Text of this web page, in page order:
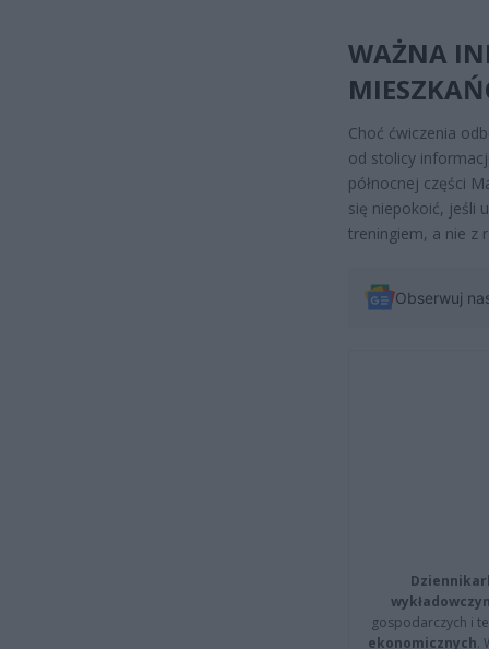
WAŻNA
Choć ćwiczenia
od stolicy
północnej części
się niepokoić, jeśli
treningiem, a nie z
Obserwuj
gospodarczych i
ekonomicznych.